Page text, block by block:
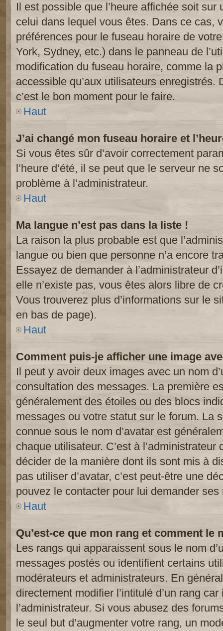
Il est possible que l’heure affichée soit
celui dans lequel vous êtes. Dans ce cas,
préférences pour le fuseau horaire de
York, Sydney, etc.) dans le panneau de
modification du fuseau horaire, comme la
accessible qu’aux utilisateurs enregistrés.
c’est le bon moment pour le faire.
Haut
J’ai changé mon fuseau horaire et
Si vous êtes sûr d’avoir correctement
l’heure d’été, il se peut que le serveur ne
problème à l’administrateur.
Haut
Ma langue n’est pas dans la liste !
La raison la plus probable est que
langue ou bien que personne n’a encore
Essayez de demander à l’administrateur
elle n’existe pas, vous êtes alors libre de
Vous trouverez plus d’informations sur le
en bas de page).
Haut
Comment puis-je afficher une image
Il peut y avoir deux images avec un nom
consultation des messages. La première
généralement des étoiles ou des blocs
messages ou votre statut sur le forum. La
connue sous le nom d’avatar est
chaque utilisateur. C’est à l’administrateur
décider de la manière dont ils sont mis à
pas utiliser d’avatar, c’est peut-être une
pouvez le contacter pour lui demander ses
Haut
Qu’est-ce que mon rang et comment le
Les rangs qui apparaissent sous le nom
messages postés ou identifient certains
modérateurs et administrateurs. En
directement modifier l’intitulé d’un rang
l’administrateur. Si vous abusez des
le seul but d’augmenter votre rang, un